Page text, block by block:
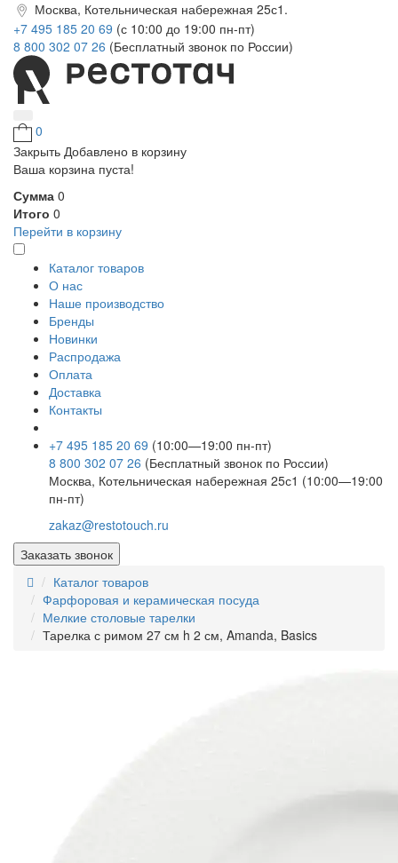
Москва, Котельническая набережная 25с1.
+7 495 185 20 69 (с 10:00 до 19:00 пн-пт)
8 800 302 07 26 (Бесплатный звонок по России)
0
Закрыть Добавлено в корзину
Ваша корзина пуста!
Сумма 0
Итого 0
Перейти в корзину
Каталог товаров
О нас
Наше производство
Бренды
Новинки
Распродажа
Оплата
Доставка
Контакты
+7 495 185 20 69 (10:00—19:00 пн-пт)
8 800 302 07 26 (Бесплатный звонок по России)
Москва, Котельническая набережная 25с1 (10:00—19:00
пн-пт)
zakaz@restotouch.ru
Заказать звонок
Каталог товаров
Фарфоровая и керамическая посуда
Мелкие столовые тарелки
Тарелка с римом 27 см h 2 см, Amanda, Basics